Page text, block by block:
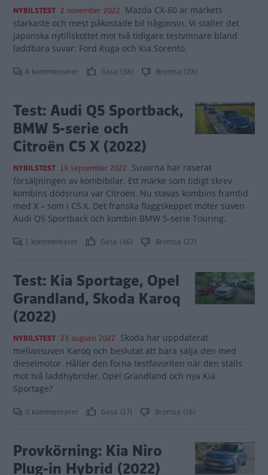
NYBILSTEST 2 november 2022 Mazda CX-60 är märkets
starkaste och mest påkostade bil någonsin. Vi ställer det
japanska nytillskottet mot två tidigare testvinnare bland
laddbara suvar: Ford Kuga och Kia Sorento.
4 kommentarer Gasa (38) Bromsa (28)
Test: Audi Q5 Sportback,
BMW 5-serie och
Citroën C5 X (2022)
NYBILSTEST 19 september 2022 Suvarna har raserat
försäljningen av kombibilar. Ett märke som tidigt skrev
kombins dödsruna var Citroën. Nu stavas kombins framtid
med X – som i C5 X. Det franska flaggskeppet möter suven
Audi Q5 Sportback och kombin BMW 5-serie Touring.
1 kommentarer Gasa (46) Bromsa (27)
Test: Kia Sportage, Opel
Grandland, Skoda Karoq
(2022)
NYBILSTEST 23 augusti 2022 Skoda har uppdaterat
mellansuven Karoq och beslutat att bara sälja den med
dieselmotor. Håller den forna testfavoriten när den ställs
mot två laddhybrider, Opel Grandland och nya Kia
Sportage?
0 kommentarer Gasa (17) Bromsa (16)
Provkörning: Kia Niro
Plug-in Hybrid (2022)